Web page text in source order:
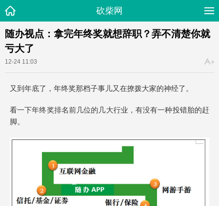
砍柴网
随办视点：拿完年终奖就想辞职？弄不清楚你就
亏大了
12-24 11:03
又到年底了，年终奖那档子事儿又在撩拨大家的神经了。
看一下年终奖排名前几位的几大行业，有没有一种投错胎的赶
脚。